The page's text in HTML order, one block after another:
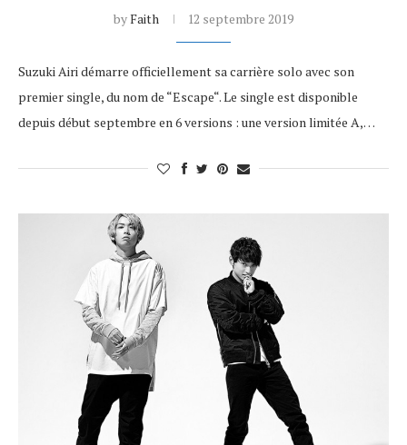
byFaith 12 septembre 2019
Suzuki Airi démarre officiellement sa carrière solo avec son
premier single, du nom de “Escape“. Le single est disponible
depuis début septembre en 6 versions : une version limitée A,…